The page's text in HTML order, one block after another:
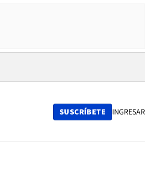
SUSCRÍBETE INGRESAR